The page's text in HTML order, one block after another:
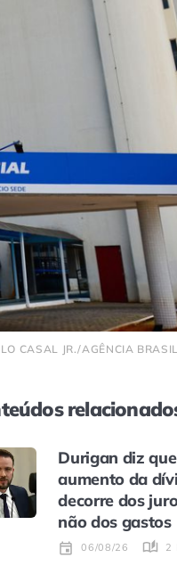
CASAL JR./AGÊNCIA BRASIL
Durigan diz que
aumento da
decorre dos
não dos gastos
06/08/26 2